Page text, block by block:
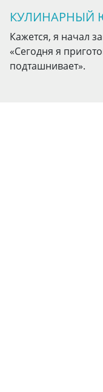
КУЛИНАРНЫЙ
Кажется, я начал
«Сегодня я
подташнивает».